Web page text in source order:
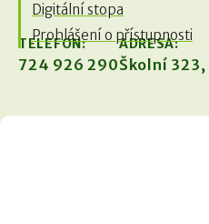
Digitální stopa
Prohlášení o přístupnosti
TELEFON:
724 926 290
ADRESA:
Školní 323,